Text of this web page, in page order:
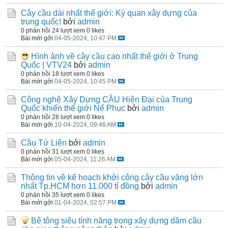
Cây cầu dài nhất thế giới: Kỳ quan xây dựng của
trung quốc! bởi admin
0 phản hồi 24 lượt xem 0 likes
Bài mới gởi 04-05-2024, 10:47 PM
Hình ảnh về cây cầu cao nhất thế giới ở Trung
Quốc | VTV24 bởi admin
0 phản hồi 18 lượt xem 0 likes
Bài mới gởi 04-05-2024, 10:45 PM
Công nghệ Xây Dựng CẦU Hiện Đại của Trung
Quốc khiến thế giới Nể Phục bởi admin
0 phản hồi 28 lượt xem 0 likes
Bài mới gởi 10-04-2024, 09:46 AM
Cầu Tứ Liên bởi admin
0 phản hồi 31 lượt xem 0 likes
Bài mới gởi 05-04-2024, 11:26 AM
Thông tin về kế hoạch khởi công cây cầu văng lớn
nhất Tp.HCM hơn 11.000 tỉ đồng bởi admin
0 phản hồi 35 lượt xem 0 likes
Bài mới gởi 01-04-2024, 02:57 PM
Bê tông siêu tính năng trong xây dựng dầm cầu